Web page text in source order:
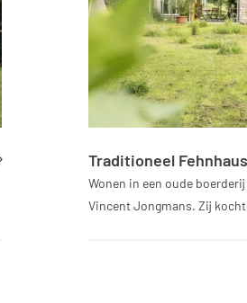
Traditioneel Fehnhaus
Wonen in een oude
Vincent Jongmans. Zij